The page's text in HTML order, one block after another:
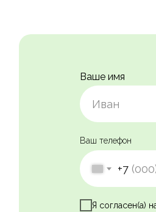
Ваше имя
Ваш телефон
+7
Я согласен(а)